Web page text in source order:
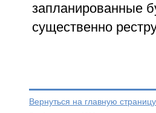
запланированные
существенно
Вернуться на главную